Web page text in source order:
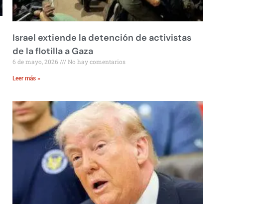
Israel extiende la detención de activistas
de la flotilla a Gaza
6 de mayo, 2026 No hay comentarios
Leer más »